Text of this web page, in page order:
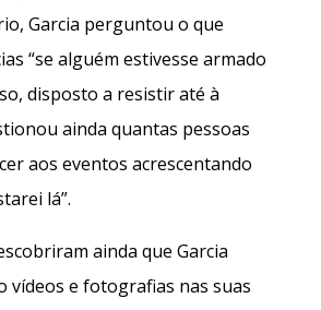
Garcia perguntou o que
“se alguém estivesse armado
disposto a resistir até à
ainda quantas pessoas
aos eventos acrescentando
lá”.
ainda que Garcia
vídeos e fotografias nas suas